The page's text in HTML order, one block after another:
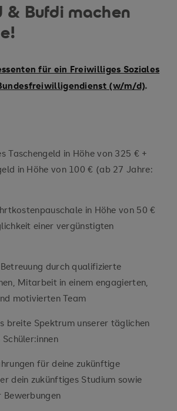
& Bufdi machen
für ein Freiwilliges Soziales
(w/m/d).
Taschengeld in Höhe von 325 € +
in Höhe von 100 € (ab 27 Jahre:
in Höhe von 50 €
einer vergünstigten
durch qualifizierte
Mitarbeit in einem engagierten,
motivierten Team
breite Spektrum unserer täglichen
für deine zukünftige
dein zukünftiges Studium sowie
Bewerbungen